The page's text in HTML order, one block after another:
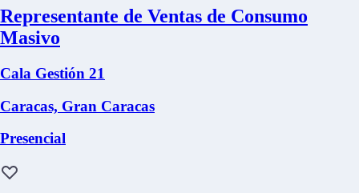
Representante de Ventas de Consumo
Masivo
Cala Gestión 21
Caracas, Gran Caracas
Presencial